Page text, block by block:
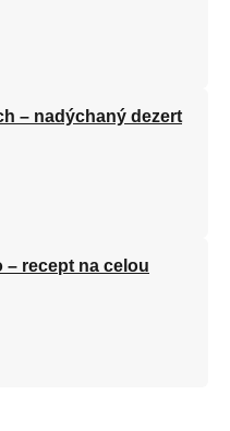
– nadýchaný dezert
recept na celou